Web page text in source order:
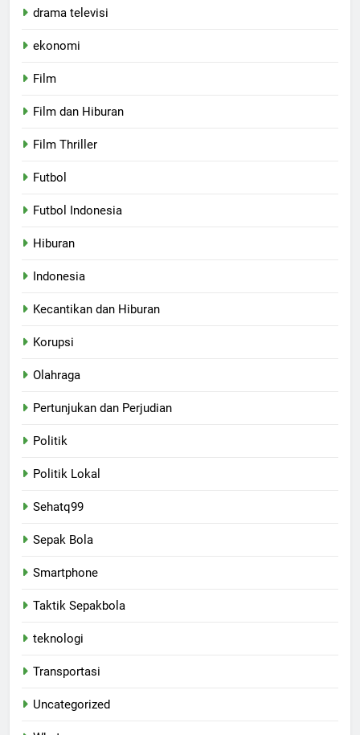
drama televisi
ekonomi
Film
Film dan Hiburan
Film Thriller
Futbol
Futbol Indonesia
Hiburan
Indonesia
Kecantikan dan Hiburan
Korupsi
Olahraga
Pertunjukan dan Perjudian
Politik
Politik Lokal
Sehatq99
Sepak Bola
Smartphone
Taktik Sepakbola
teknologi
Transportasi
Uncategorized